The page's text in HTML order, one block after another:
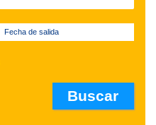
Fecha de salida